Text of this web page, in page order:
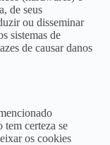
de seus
ou disseminar
sistemas de
de causar danos
tem certeza se
os cookies